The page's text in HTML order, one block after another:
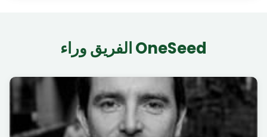
الفريق وراء OneSeed